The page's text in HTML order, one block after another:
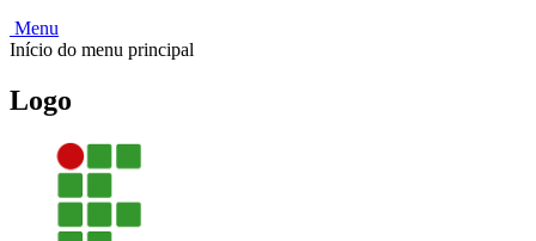
Menu
Início do menu principal
Logo